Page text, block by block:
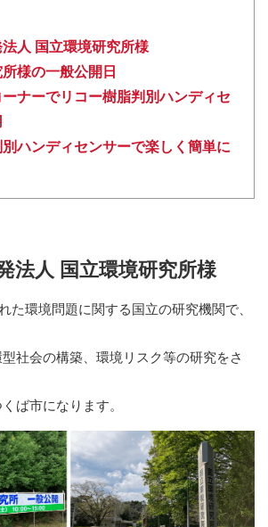
人 国立環境研究所様
様の一般公開日
ーナーでリコー樹脂判別ハンディセ
別ハンディセンサーで楽しく簡単に
法人 国立環境研究所様
た環境問題に関する国立の研究機関で、
社会の構築、環境リスク等の研究をさ
ば市になります。